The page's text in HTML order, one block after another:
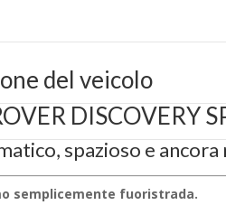
del veicolo
DISCOVERY
spazioso e
semplicemente fuoristrada.